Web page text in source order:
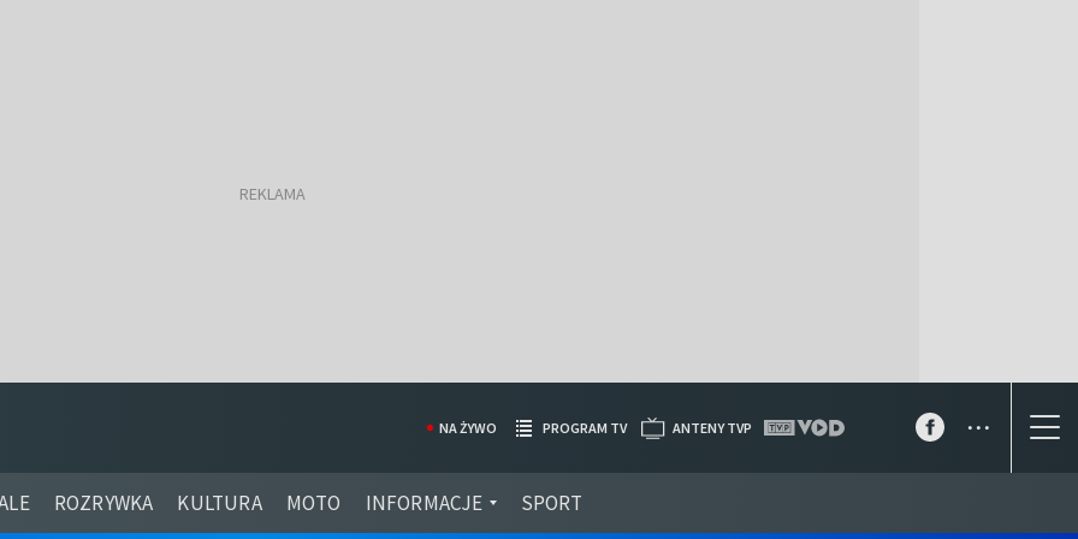
ROZRYWKA KULTURA MOTO INFORMACJE SPORT
NA ŻYWO PROGRAM TV ANTENY TVP ...